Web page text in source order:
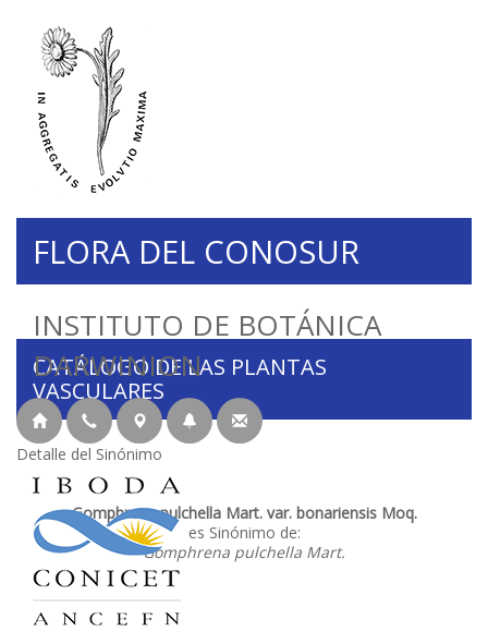
INSTITUTO DE BOTÁNICA
DARWINION
FLORA DEL CONOSUR
CATÁLOGO DE LAS PLANTAS
VASCULARES
Detalle del Sinónimo
Gomphrena pulchella Mart. var. bonariensis Moq.
es Sinónimo de:
Gomphrena pulchella Mart.